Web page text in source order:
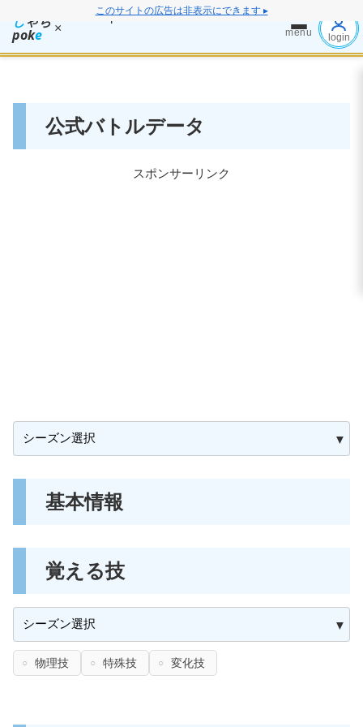
このサイトの広告は非表示にできます ▸
しゃち
poke × menu login
公式バトルデータ
スポンサーリンク
基本情報
覚える技
物理技 特殊技 変化技